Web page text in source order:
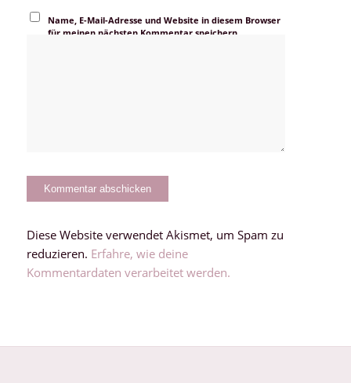
Name, E-Mail-Adresse und Website in diesem Browser
für meinen nächsten Kommentar speichern.
Diese Website verwendet Akismet, um Spam zu
reduzieren. Erfahre, wie deine
Kommentardaten verarbeitet werden.